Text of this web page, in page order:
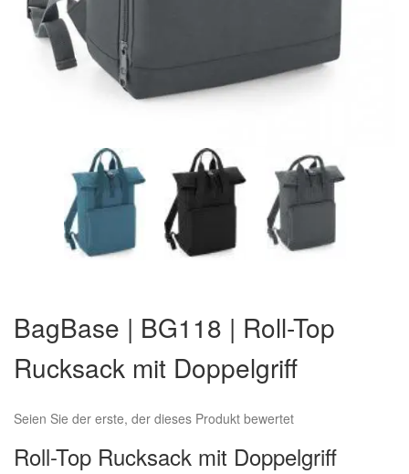
der
Bildergalerie
springen
BagBase | BG118 | Roll-Top
Rucksack mit Doppelgriff
Seien Sie der erste, der dieses Produkt bewertet
Roll-Top Rucksack mit Doppelgriff